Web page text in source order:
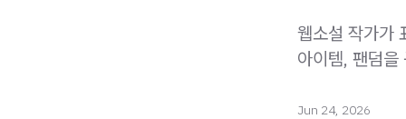
웹소설 작가가
아이템, 팬덤
Jun 24, 2026